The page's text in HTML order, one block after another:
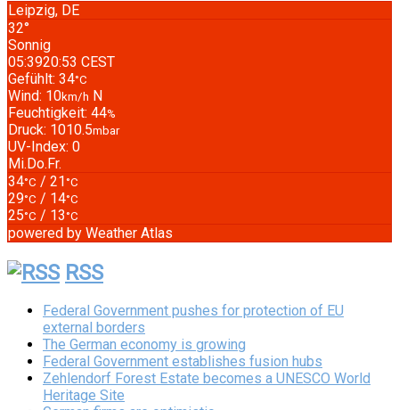
Leipzig, DE
32°
Sonnig
05:3920:53 CEST
Gefühlt: 34°C
Wind: 10km/h N
Feuchtigkeit: 44%
Druck: 1010.5mbar
UV-Index: 0
Mi.Do.Fr.
34°C / 21°C
29°C / 14°C
25°C / 13°C
powered by Weather Atlas
RSS
Federal Government pushes for protection of EU
external borders
The German economy is growing
Federal Government establishes fusion hubs
Zehlendorf Forest Estate becomes a UNESCO World
Heritage Site